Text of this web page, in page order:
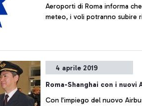
Aeroporti di Roma informa
meteo, i voli potranno subire
4 aprile 2019
Roma-Shanghai con i nuovi
Con l’impiego del nuovo